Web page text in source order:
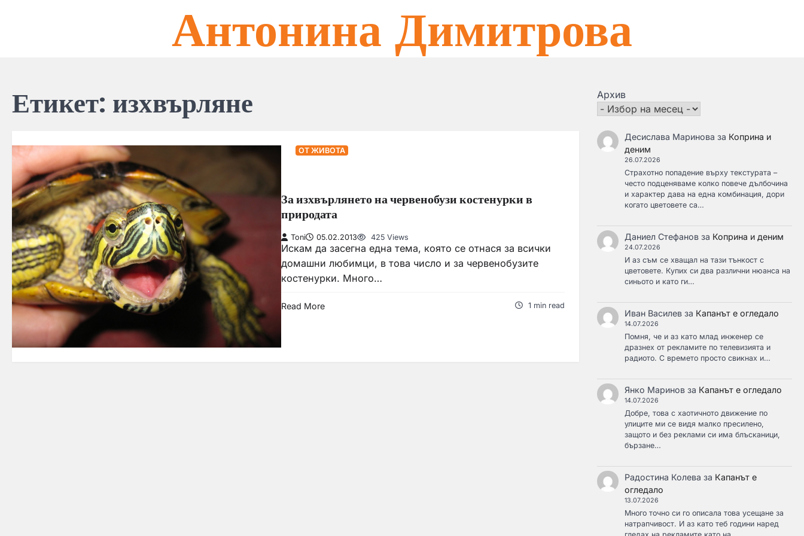
Антонина Димитрова
Етикет: изхвърляне
ОТ ЖИВОТА
За изхвърлянето на червенобузи костенурки в
природата
Toni 05.02.2013 425 Views
Искам да засегна една тема, която се отнася за всички
домашни любимци, в това число и за червенобузите
костенурки. Много…
Read More 1 min read
Архив
Десислава Маринова за Коприна и
деним
26.07.2026
Страхотно попадение върху текстурата –
често подценяваме колко повече дълбочина
и характер дава на една комбинация, дори
когато цветовете са…
Даниел Стефанов за Коприна и деним
24.07.2026
И аз съм се хващал на тази тънкост с
цветовете. Купих си два различни нюанса на
синьото и като ги…
Иван Василев за Капанът е огледало
14.07.2026
Помня, че и аз като млад инженер се
дразнех от рекламите по телевизията и
радиото. С времето просто свикнах и…
Янко Маринов за Капанът е огледало
14.07.2026
Добре, това с хаотичното движение по
улиците ми се видя малко пресилено,
защото и без реклами си има блъсканици,
бързане…
Радостина Колева за Капанът е
огледало
13.07.2026
Много точно си го описала това усещане за
натрапчивост. И аз като теб години наред